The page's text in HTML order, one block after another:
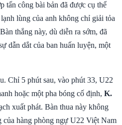
tấn công bài bản đã được cụ thể
lùng của anh không chỉ giải tỏa
thắng này, dù diễn ra sớm, đã
dẫn dắt của ban huấn luyện, một
Chỉ 5 phút sau, vào phút 33, U22
hoặc một pha bóng cố định, K.
xuất phát. Bàn thua này không
của hàng phòng ngự U22 Việt Nam